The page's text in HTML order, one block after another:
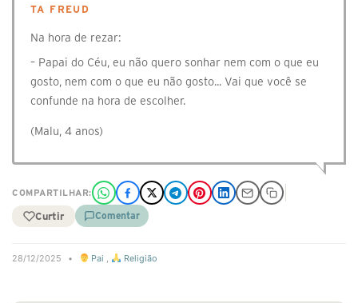
TA FREUD
Na hora de rezar:
– Papai do Céu, eu não quero sonhar nem com o que eu
gosto, nem com o que eu não gosto... Vai que você se
confunde na hora de escolher.
(Malu, 4 anos)
COMPARTILHAR:
Curtir Comentar
28/12/2025 • Pai , Religião